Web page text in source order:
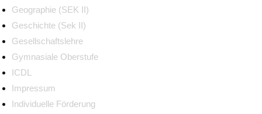
Geographie (SEK II)
Geschichte (Sek II)
Gesellschaftslehre
Gymnasiale Oberstufe
ICDL
Impressum
Individuelle Förderung